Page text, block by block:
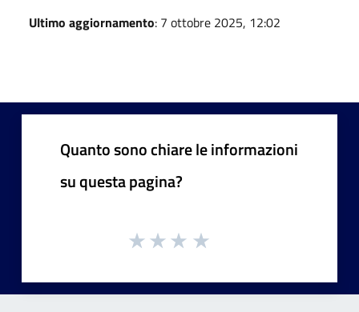
Ultimo aggiornamento: 7 ottobre 2025, 12:02
Quanto sono chiare le informazioni
su questa pagina?